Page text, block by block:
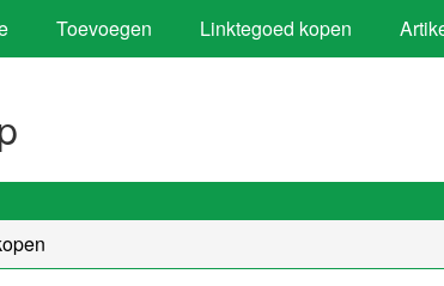
Toevoegen Linktegoed kopen